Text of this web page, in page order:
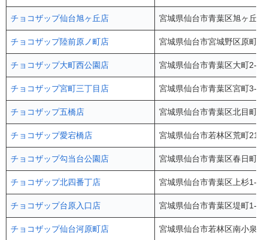
チョコザップ仙台旭ヶ丘店 宮城県仙台市青葉区旭ヶ
チョコザップ陸前原ノ町店 宮城県仙台市宮城野区原
チョコザップ大町西公園店 宮城県仙台市青葉区大町
チョコザップ宮町三丁目店 宮城県仙台市青葉区宮町
チョコザップ五橋店 宮城県仙台市青葉区北目
チョコザップ愛宕橋店 宮城県仙台市若林区荒町
チョコザップ勾当台公園店 宮城県仙台市青葉区春日
チョコザップ北四番丁店 宮城県仙台市青葉区上杉
チョコザップ台原入口店 宮城県仙台市青葉区堤町
チョコザップ仙台河原町店 宮城県仙台市若林区南小